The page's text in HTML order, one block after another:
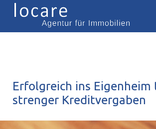
Erfolgreich ins
strenger Kreditvergaben